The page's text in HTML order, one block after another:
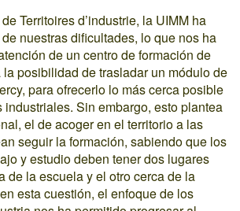
Territoires d’industrie, la UIMM ha
nuestras dificultades, lo que nos ha
de un centro de formación de
posibilidad de trasladar un módulo de
para ofrecerlo lo más cerca posible
Sin embargo, esto plantea
el de acoger en el territorio a las
seguir la formación, sabiendo que los
y estudio deben tener dos lugares
de la escuela y el otro cerca de la
esta cuestión, el enfoque de los